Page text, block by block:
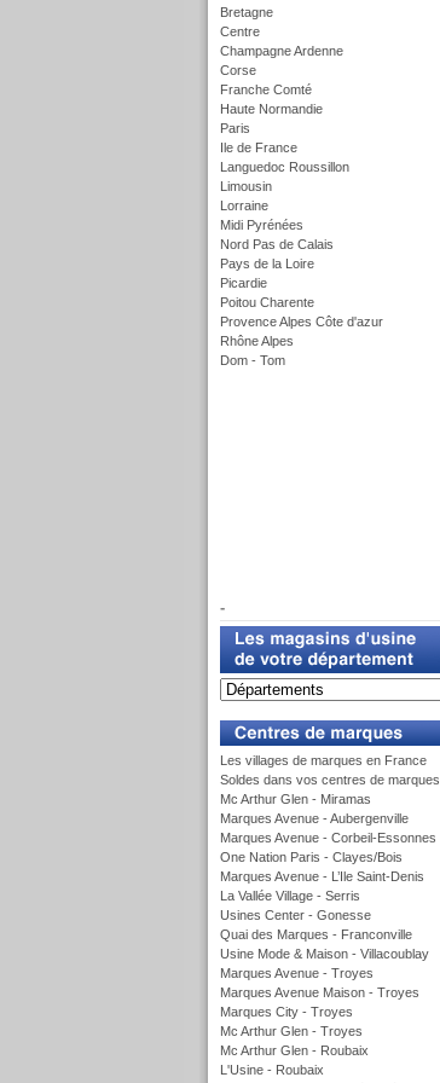
Bretagne
Centre
Champagne Ardenne
Corse
Franche Comté
Haute Normandie
Paris
Ile de France
Languedoc Roussillon
Limousin
Lorraine
Midi Pyrénées
Nord Pas de Calais
Pays de la Loire
Picardie
Poitou Charente
Provence Alpes Côte d'azur
Rhône Alpes
Dom - Tom
-
Les villages de marques en France
Soldes dans vos centres de marques
Mc Arthur Glen - Miramas
Marques Avenue - Aubergenville
Marques Avenue - Corbeil-Essonnes
One Nation Paris - Clayes/Bois
Marques Avenue - L’Ile Saint-Denis
La Vallée Village - Serris
Usines Center - Gonesse
Quai des Marques - Franconville
Usine Mode & Maison - Villacoublay
Marques Avenue - Troyes
Marques Avenue Maison - Troyes
Marques City - Troyes
Mc Arthur Glen - Troyes
Mc Arthur Glen - Roubaix
L'Usine - Roubaix